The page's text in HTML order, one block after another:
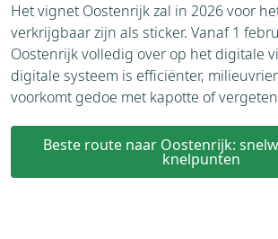
Het vignet Oostenrijk zal in 2026 voor
verkrijgbaar zijn als sticker. Vanaf 1
Oostenrijk volledig over op het digitale
digitale systeem is efficiënter,
voorkomt gedoe met kapotte of
Beste route naar Oostenrijk:
knelpunten